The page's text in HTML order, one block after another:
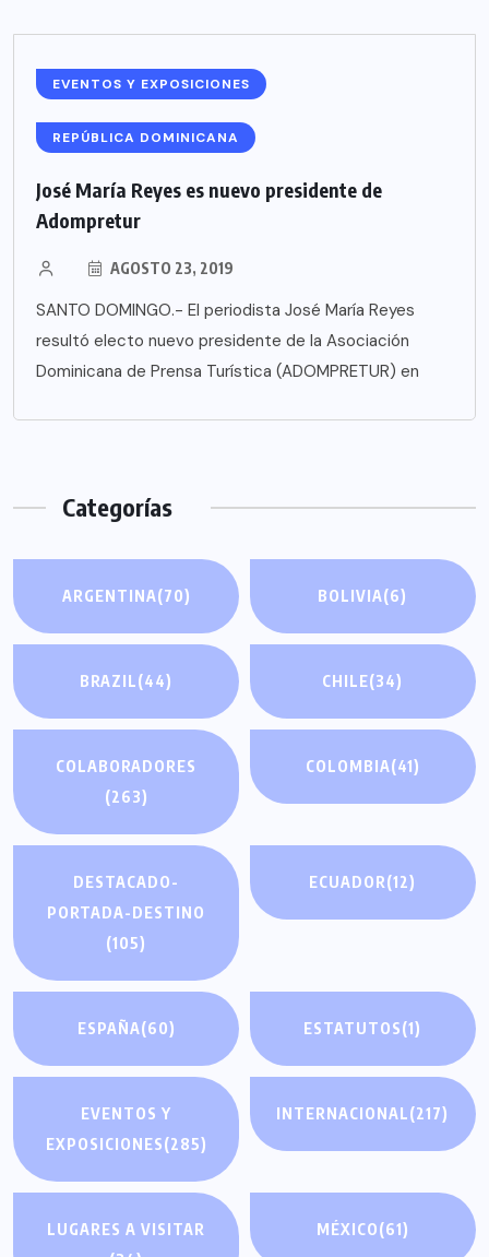
EVENTOS Y EXPOSICIONES
REPÚBLICA DOMINICANA
José María Reyes es nuevo presidente de
Adompretur
AGOSTO 23, 2019
SANTO DOMINGO.- El periodista José María Reyes
resultó electo nuevo presidente de la Asociación
Dominicana de Prensa Turística (ADOMPRETUR) en
Categorías
ARGENTINA(70) BOLIVIA(6)
BRAZIL(44) CHILE(34)
COLABORADORES
(263)
COLOMBIA(41)
DESTACADO-
PORTADA-DESTINO
(105)
ECUADOR(12)
ESPAÑA(60) ESTATUTOS(1)
EVENTOS Y
EXPOSICIONES(285)
INTERNACIONAL(217)
LUGARES A VISITAR
MÉXICO(61)